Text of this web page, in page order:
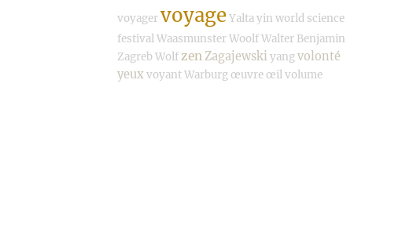
voyagervoyage Yaltayin world science
festivalWaasmunsterWoolfWalter Benjamin
ZagrebWolfzenZagajewskiyangvolonté
yeuxvoyantWarburg œuvre œilvolume